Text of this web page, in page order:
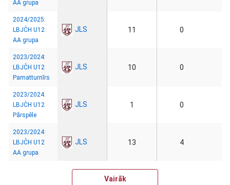
AA grupa
2024/2025:
LBJČH U12
AA grupa
JLS 11 0
2023/2024:
LBJČH U12
Pamatturnīrs
JLS 10 0
2023/2024:
LBJČH U12
Pārspēle
JLS 1 0
2023/2024:
LBJČH U12
AA grupa
JLS 13 4
Vairāk